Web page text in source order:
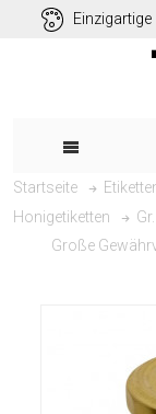
Startseite
Honigetiketten
Große